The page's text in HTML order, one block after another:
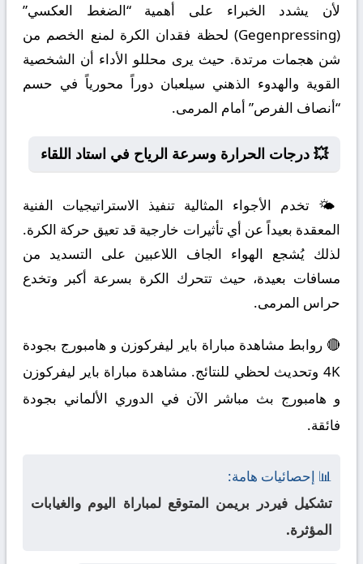
لأن يشدد الخبراء على أهمية “الضغط العكسي”
(Gegenpressing) لحظة فقدان الكرة لمنع الخصم من
شن هجمات مرتدة. حيث يرى محللو الأداء أن الشخصية
القوية والهدوء الذهني سيلعبان دوراً محورياً في حسم
“أنصاف الفرص” أمام المرمى.
💥 درجات الحرارة وسرعة الرياح في استاد اللقاء
🌤️ تخدم الأجواء المثالية تنفيذ الاستراتيجيات الفنية
المعقدة بعيداً عن أي تأثيرات خارجية قد تعيق حركة الكرة.
لذلك يُشجع الهواء الجاف اللاعبين على التسديد من
مسافات بعيدة، حيث تتحرك الكرة بسرعة أكبر وتخدع
حراس المرمى.
🔴 روابط مشاهدة مباراة باير ليفركوزن و هامبورج بجودة
4K وتحديث لحظي للنتائج. مشاهدة مباراة باير ليفركوزن
و هامبورج بث مباشر الآن في الدوري الألماني بجودة
فائقة.
📊 إحصائيات هامة:
تشكيل فيردر بريمن المتوقع لمباراة اليوم والغيابات
المؤثرة.